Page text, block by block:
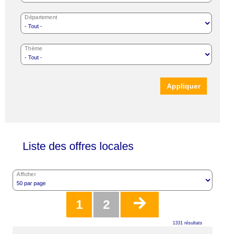
Département
Thème
Appliquer
Liste des offres locales
Afficher
Page
1 Page
2
1331 résultats